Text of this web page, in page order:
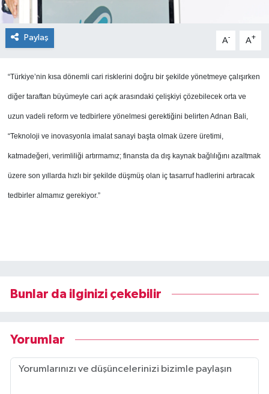
Paylaş A- A+
“Türkiye’nin kısa dönemli cari risklerini doğru bir şekilde yönetmeye çalışırken
diğer taraftan büyümeyle cari açık arasındaki çelişkiyi çözebilecek orta ve
uzun vadeli reform ve tedbirlere yönelmesi gerektiğini belirten Adnan Bali,
“Teknoloji ve inovasyonla imalat sanayi başta olmak üzere üretimi,
katmadeğeri, verimliliği artırmamız; finansta da dış kaynak bağlılığını azaltmak
üzere son yıllarda hızlı bir şekilde düşmüş olan iç tasarruf hadlerini artıracak
tedbirler almamız gerekiyor.”
Bunlar da ilginizi çekebilir
Yorumlar